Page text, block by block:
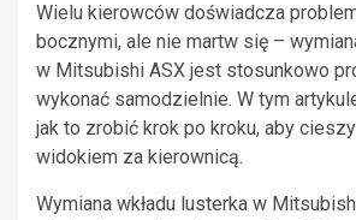
Wielu kierowców doświadcza
bocznymi, ale nie martw się –
w Mitsubishi ASX jest stosunkowo
wykonać samodzielnie. W tym
jak to zrobić krok po kroku, aby
widokiem za kierownicą.
Wymiana wkładu lusterka w